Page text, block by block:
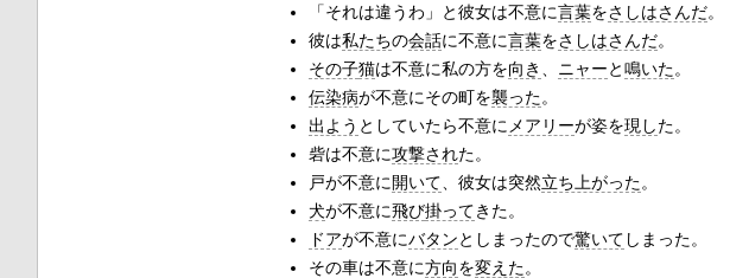
「それは違うわ」と彼女は不意に言葉をさしはさんだ。
彼は私たちの会話に不意に言葉をさしはさんだ。
その子猫は不意に私の方を向き ニャーと鳴いた。
伝染病が不意にその町を襲った。
出よう としていたら不意に メアリーが姿を現した。
砦は不意に攻撃された。
戸が不意に開いて 、彼女は突然立ち上がった。
犬が不意に飛び掛ってきた。
ドアが不意にバタンとしまったので驚いて しまった。
その車は不意に方向を変えた。